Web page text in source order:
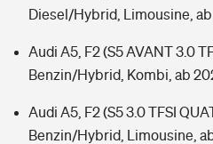
Diesel/Hybrid, Limousine,
Audi A5, F2 (S5 AVANT 3.0
Benzin/Hybrid, Kombi, ab
Audi A5, F2 (S5 3.0 TFSI
Benzin/Hybrid, Limousine,